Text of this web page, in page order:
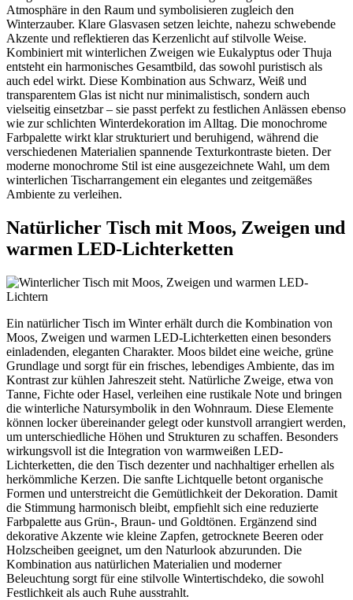
Atmosphäre in den Raum und symbolisieren zugleich den
Winterzauber. Klare Glasvasen setzen leichte, nahezu schwebende
Akzente und reflektieren das Kerzenlicht auf stilvolle Weise.
Kombiniert mit winterlichen Zweigen wie Eukalyptus oder Thuja
entsteht ein harmonisches Gesamtbild, das sowohl puristisch als
auch edel wirkt. Diese Kombination aus Schwarz, Weiß und
transparentem Glas ist nicht nur minimalistisch, sondern auch
vielseitig einsetzbar – sie passt perfekt zu festlichen Anlässen ebenso
wie zur schlichten Winterdekoration im Alltag. Die monochrome
Farbpalette wirkt klar strukturiert und beruhigend, während die
verschiedenen Materialien spannende Texturkontraste bieten. Der
moderne monochrome Stil ist eine ausgezeichnete Wahl, um dem
winterlichen Tischarrangement ein elegantes und zeitgemäßes
Ambiente zu verleihen.
Natürlicher Tisch mit Moos, Zweigen und
warmen LED-Lichterketten
Ein natürlicher Tisch im Winter erhält durch die Kombination von
Moos, Zweigen und warmen LED-Lichterketten einen besonders
einladenden, eleganten Charakter. Moos bildet eine weiche, grüne
Grundlage und sorgt für ein frisches, lebendiges Ambiente, das im
Kontrast zur kühlen Jahreszeit steht. Natürliche Zweige, etwa von
Tanne, Fichte oder Hasel, verleihen eine rustikale Note und bringen
die winterliche Natursymbolik in den Wohnraum. Diese Elemente
können locker übereinander gelegt oder kunstvoll arrangiert werden,
um unterschiedliche Höhen und Strukturen zu schaffen. Besonders
wirkungsvoll ist die Integration von warmweißen LED-
Lichterketten, die den Tisch dezenter und nachhaltiger erhellen als
herkömmliche Kerzen. Die sanfte Lichtquelle betont organische
Formen und unterstreicht die Gemütlichkeit der Dekoration. Damit
die Stimmung harmonisch bleibt, empfiehlt sich eine reduzierte
Farbpalette aus Grün-, Braun- und Goldtönen. Ergänzend sind
dekorative Akzente wie kleine Zapfen, getrocknete Beeren oder
Holzscheiben geeignet, um den Naturlook abzurunden. Die
Kombination aus natürlichen Materialien und moderner
Beleuchtung sorgt für eine stilvolle Wintertischdeko, die sowohl
Festlichkeit als auch Ruhe ausstrahlt.